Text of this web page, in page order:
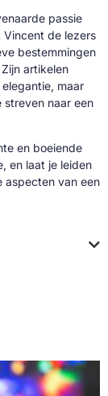
passie
de lezers
bestemmingen
artikelen
maar
streven naar een
en boeiende
en laat je leiden
aspecten van een